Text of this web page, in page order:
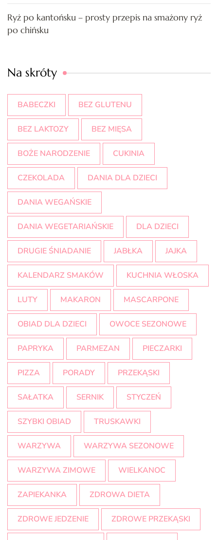
Ryż po kantońsku – prosty przepis na smażony ryż
po chińsku
Na skróty
BABECZKI BEZ GLUTENU
BEZ LAKTOZY BEZ MIĘSA
BOŻE NARODZENIE CUKINIA
CZEKOLADA DANIA DLA DZIECI
DANIA WEGAŃSKIE
DANIA WEGETARIAŃSKIE DLA DZIECI
DRUGIE ŚNIADANIE JABŁKA JAJKA
KALENDARZ SMAKÓW KUCHNIA WŁOSKA
LUTY MAKARON MASCARPONE
OBIAD DLA DZIECI OWOCE SEZONOWE
PAPRYKA PARMEZAN PIECZARKI
PIZZA PORADY PRZEKĄSKI
SAŁATKA SERNIK STYCZEŃ
SZYBKI OBIAD TRUSKAWKI
WARZYWA WARZYWA SEZONOWE
WARZYWA ZIMOWE WIELKANOC
ZAPIEKANKA ZDROWA DIETA
ZDROWE JEDZENIE ZDROWE PRZEKĄSKI